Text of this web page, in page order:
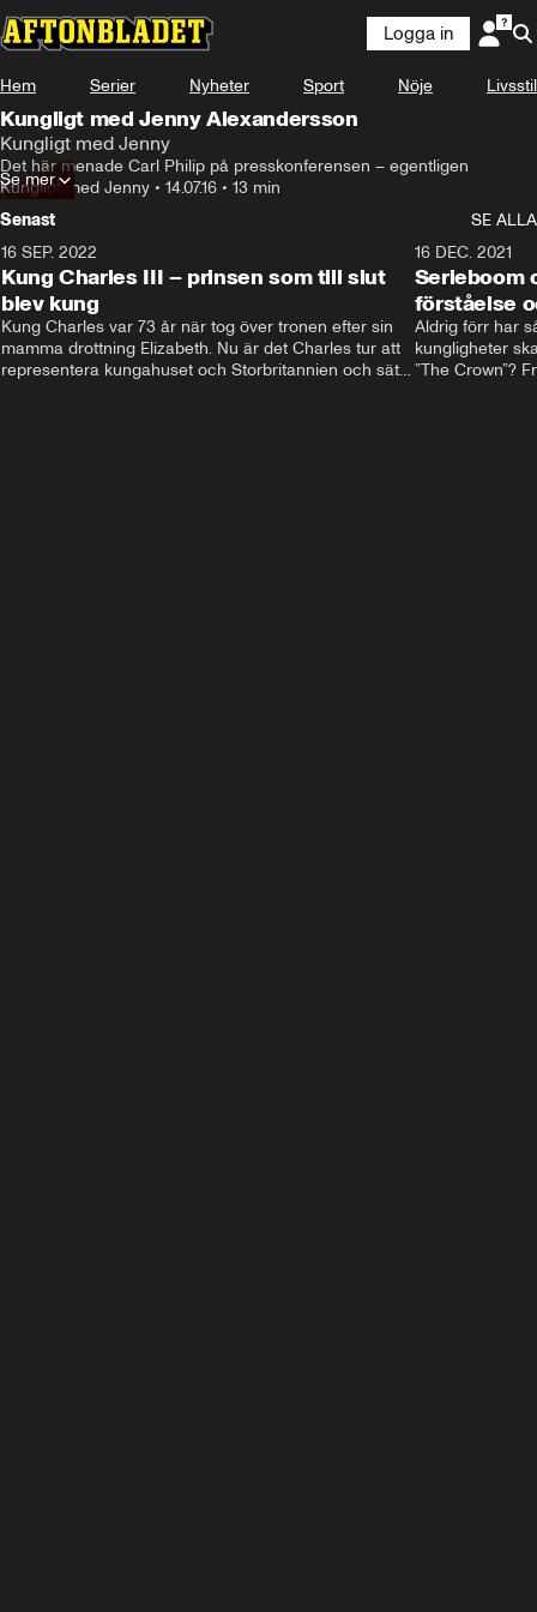
Logga in
Hem Serier Nyheter Sport Nöje Livsstil
Kungligt med Jenny Alexandersson
Kungligt med Jenny
Det här menade Carl Philip på presskonferensen – egentligen
Kungligt med Jenny • 14.07.16 • 13 min
Se mer
Senast
SE ALLA
16 SEP. 2022
Kung Charles III – prinsen som till slut
blev kung
Kung Charles var 73 år när tog över tronen efter sin
mamma drottning Elizabeth. Nu är det Charles tur att
representera kungahuset och Storbritannien och sätta
16 DEC. 2021
Serieboom
förståelse
Aldrig förr har
kungligheter
”The Crown”?